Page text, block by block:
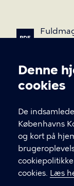
Denne
cookies
De
Københavns
og kort på
cookies. Læs